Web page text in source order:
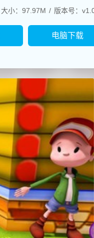
大小：97.97M 版本号：
电脑下载